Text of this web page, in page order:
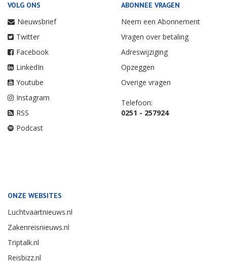
VOLG ONS
Nieuwsbrief
Twitter
Facebook
LinkedIn
Youtube
Instagram
RSS
Podcast
ABONNEE VRAGEN
Neem een Abonnement
Vragen over betaling
Adreswijziging
Opzeggen
Overige vragen
Telefoon:
0251 - 257924
ONZE WEBSITES
Luchtvaartnieuws.nl
Zakenreisnieuws.nl
Triptalk.nl
Reisbizz.nl